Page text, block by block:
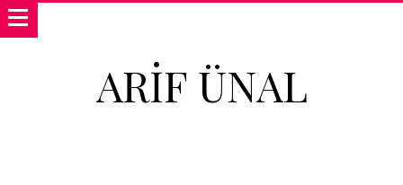
ARIF ÜNAL